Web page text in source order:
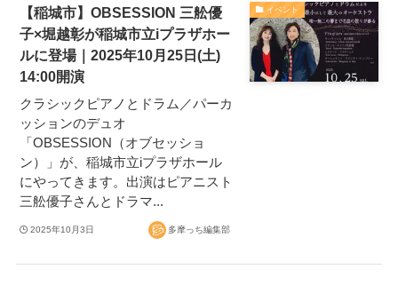
イベント
【稲城市】OBSESSION 三舩優
子×堀越彰が稲城市立iプラザホー
ルに登場｜2025年10月25日(土)
14:00開演
クラシックピアノとドラム／パーカ
ッションのデュオ
「OBSESSION（オブセッショ
ン）」が、稲城市立iプラザホール
にやってきます。出演はピアニスト
三舩優子さんとドラマ...
2025年10月3日 多摩っち編集部